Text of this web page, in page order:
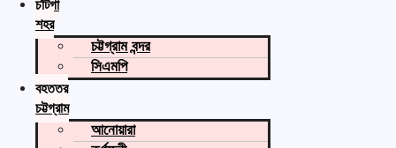
চাঁটগা
শহর
চট্টগ্রাম বন্দর
সিএমপি
বৃহত্তর
চট্টগ্রাম
আনোয়ারা